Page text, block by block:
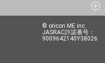
© oricon ME inc.
JASRAC許諾番号：
9009642140Y38026